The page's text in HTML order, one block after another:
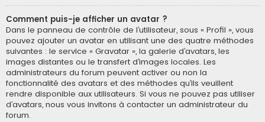
Comment puis-je afficher un avatar ?
Dans le panneau de contrôle de l’utilisateur, sous « Profil », vous
pouvez ajouter un avatar en utilisant une des quatre méthodes
suivantes : le service « Gravatar », la galerie d’avatars, les
images distantes ou le transfert d’images locales. Les
administrateurs du forum peuvent activer ou non la
fonctionnalité des avatars et des méthodes qu’ils veuillent
rendre disponible aux utilisateurs. Si vous ne pouvez pas utiliser
d’avatars, nous vous invitons à contacter un administrateur du
forum.